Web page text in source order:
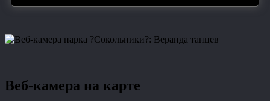
Веб-камера на карте